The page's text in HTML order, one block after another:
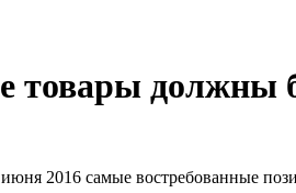
товары должны
2016 самые востребованные